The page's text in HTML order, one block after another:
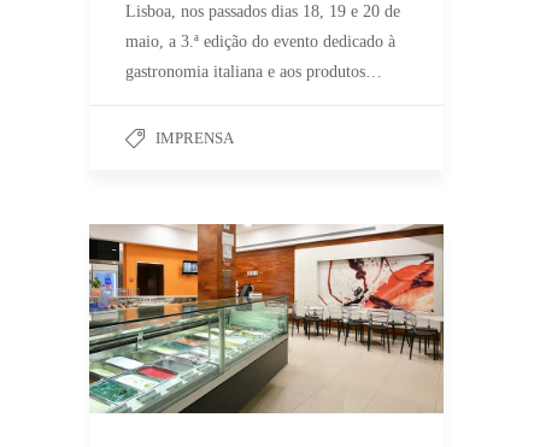
Lisboa, nos passados dias 18, 19 e 20 de
maio, a 3.ª edição do evento dedicado à
gastronomia italiana e aos produtos…
IMPRENSA